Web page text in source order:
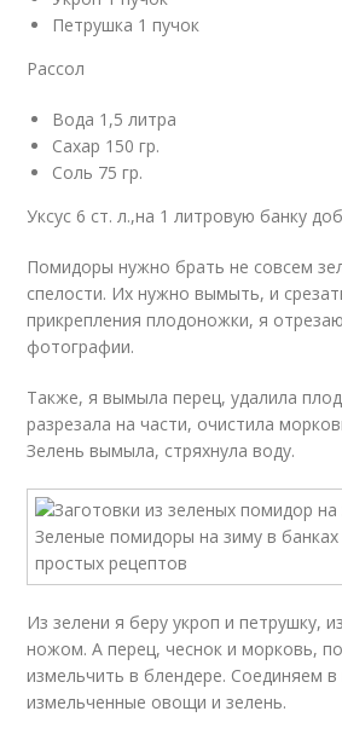
Петрушка 1 пучок
Рассол
Вода 1,5 литра
Сахар 150 гр.
Соль 75 гр.
Уксус 6 ст. л.,на 1 литровую банку
Помидоры нужно брать не совсем
спелости. Их нужно вымыть, и
прикрепления плодоножки, я
фотографии.
Также, я вымыла перец, удалила
разрезала на части, очистила
Зелень вымыла, стряхнула воду.
Из зелени я беру укроп и петрушку,
ножом. А перец, чеснок и морковь,
измельчить в блендере. Соединяем в
измельченные овощи и зелень.